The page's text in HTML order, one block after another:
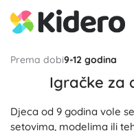
Prema dobi9-12 godina
Igračke za
Djeca od 9 godina vole
setovima, modelima ili